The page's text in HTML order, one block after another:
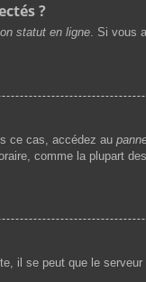
?
statut en ligne. Si vous
ce cas, accédez au
comme la plupart
il se peut que le